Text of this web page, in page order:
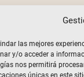
las mejores
y/o acceder a
nos permitirá
únicas en este